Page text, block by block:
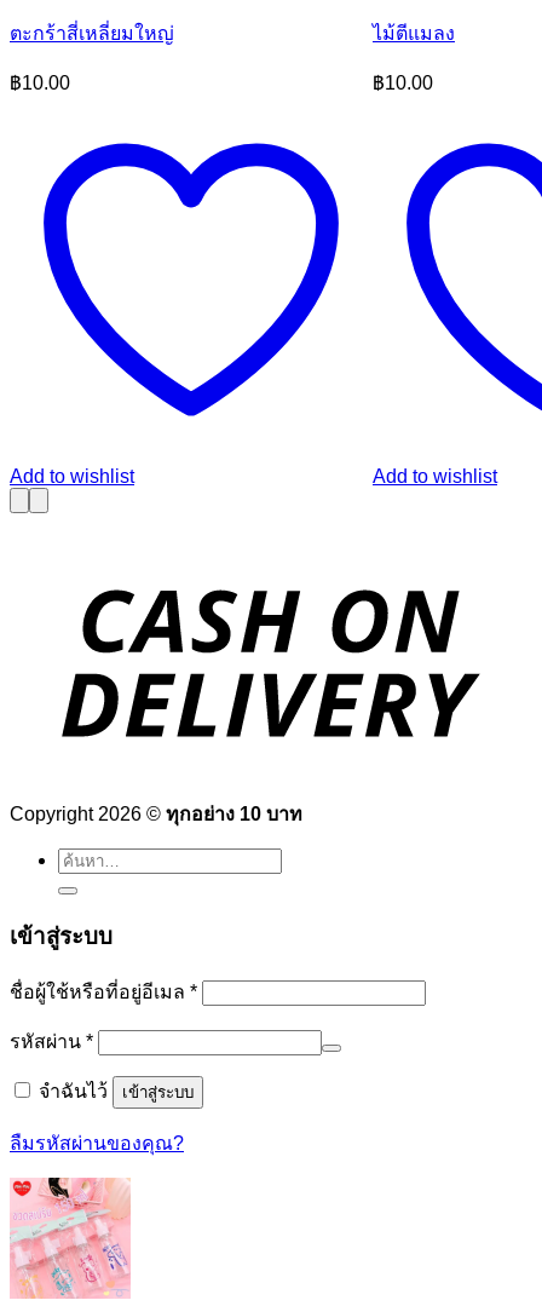
ตะกร้าสี่เหลี่ยมใหญ่
฿10.00
Add to wishlist
ไม้ตีแมลง
฿10.00
Add to wishlist
Copyright 2026 © ทุกอย่าง 10 บาท
ค้นหา:
เข้าสู่ระบบ
ชื่อผู้ใช้หรือที่อยู่อีเมล *ต้องการ
รหัสผ่าน *ต้องการ
จำฉันไว้ เข้าสู่ระบบ
ลืมรหัสผ่านของคุณ?